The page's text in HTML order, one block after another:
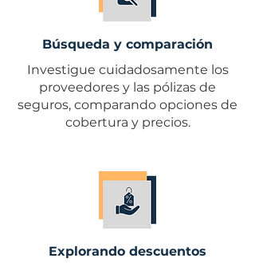
Búsqueda y comparación
Investigue cuidadosamente los
proveedores y las pólizas de
seguros, comparando opciones de
cobertura y precios.
Explorando descuentos